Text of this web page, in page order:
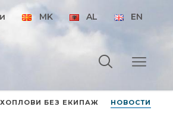
MK AL EN
БЕЗ ЕКИПАЖ НОВОСТИ